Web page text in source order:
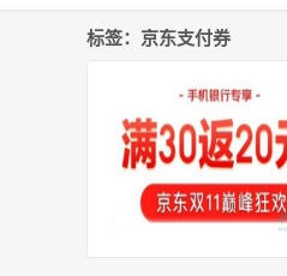
标签：京东支付券